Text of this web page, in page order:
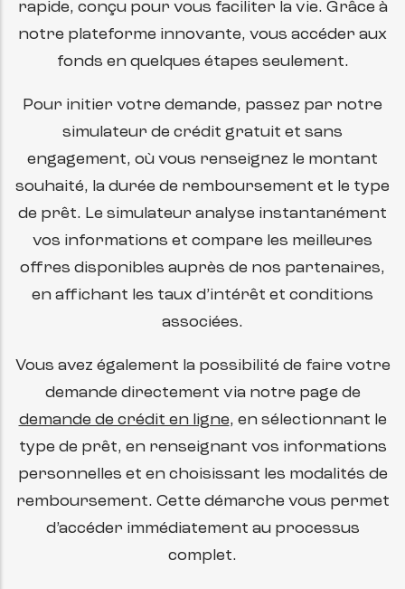
rapide, conçu pour vous faciliter la vie. Grâce à
notre plateforme innovante, vous accéder aux
fonds en quelques étapes seulement.
Pour initier votre demande, passez par notre
simulateur de crédit gratuit et sans
engagement, où vous renseignez le montant
souhaité, la durée de remboursement et le type
de prêt. Le simulateur analyse instantanément
vos informations et compare les meilleures
offres disponibles auprès de nos partenaires,
en affichant les taux d’intérêt et conditions
associées.
Vous avez également la possibilité de faire votre
demande directement via notre page de
demande de crédit en ligne, en sélectionnant le
type de prêt, en renseignant vos informations
personnelles et en choisissant les modalités de
remboursement. Cette démarche vous permet
d’accéder immédiatement au processus
complet.